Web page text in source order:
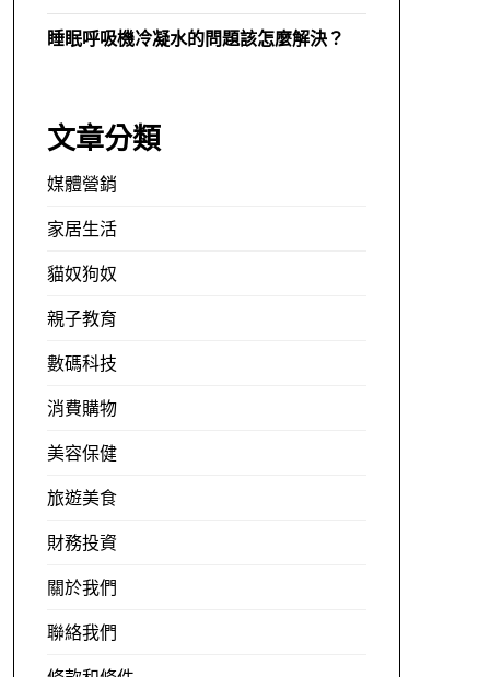
睡眠呼吸機冷凝水的問題該怎麼解決？
文章分類
媒體營銷
家居生活
貓奴狗奴
親子教育
數碼科技
消費購物
美容保健
旅遊美食
財務投資
關於我們
聯絡我們